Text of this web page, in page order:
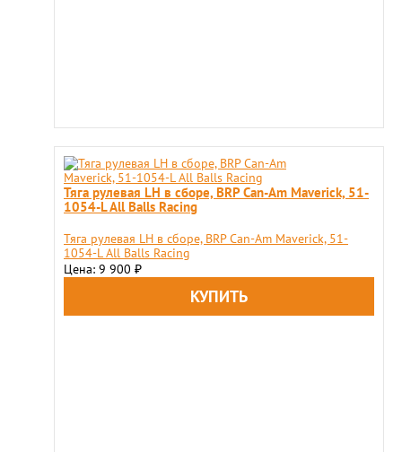
Тяга рулевая LH в сборе, BRP Can-Am Maverick, 51-
1054-L All Balls Racing
Тяга рулевая LH в сборе, BRP Can-Am Maverick, 51-
1054-L All Balls Racing
Цена: 9 900 ₽